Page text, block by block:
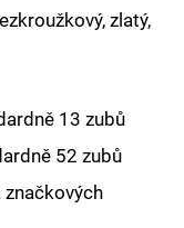
zlatý,
13 zubů
52 zubů
značkových